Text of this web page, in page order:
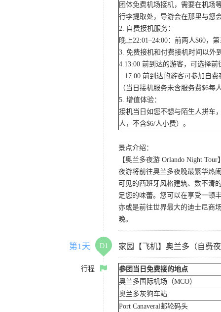
团体免费机场接机，需要在机场
行李提取处，导游会在那里与您
2. 自费接机服务：
晚上22:01–24:00：前两人$60，
3. 免费接机和付费接机时间以外
4.13:00 前到达的游客，可选择
17:00 前到达的游客可参加自
（当日接机服务未含服务费$6每
5. 增值体验：
接机当日如您不想与陌生人拼车
人，不含$6/人小费）。
景点介绍：
【奥兰多夜游 Orlando Night Tour
夜游将前往奥兰多夜晚最繁华热
可见的西班牙风格建筑、数不清
足您的味蕾。您可以在享受一顿
亦或是前往世界最大的迪士尼商
晚。
第1天 D1 家园【飞机】奥兰多（自费
行程
参团当日免费接的地点
奥兰多国际机场（MCO）
奥兰多灰狗车站
Port Canaveral邮轮码头